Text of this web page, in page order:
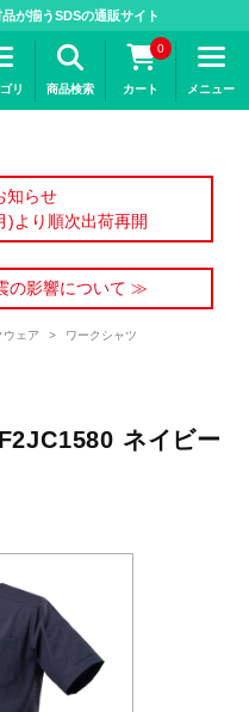
が揃うSDSの通販サイト
リ 商品検索
0
カート メニュー
知らせ
より順次出荷再開
の影響について ≫
ウェア > ワークシャツ
ネイビー